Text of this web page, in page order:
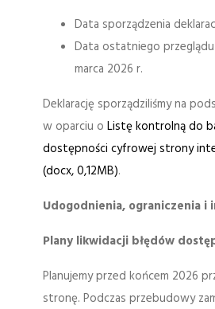
Data sporządzenia
Data ostatniego przeglądu
marca 2026 r.
Deklarację sporządziliśmy na
w oparciu o Listę kontrolną do
dostępności cyfrowej strony
(docx, 0,12MB).
Udogodnienia, ograniczenia i
Plany likwidacji błędów
Planujemy przed końcem 2026
stronę. Podczas przebudowy